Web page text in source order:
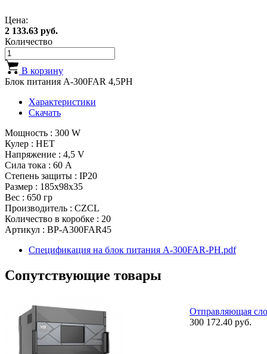
Цена:
2 133.63 руб.
Количество
В корзину
Блок питания A-300FAR 4,5PH
Характеристики
Скачать
Мощность : 300 W
Кулер : НЕТ
Напряжение : 4,5 V
Сила тока : 60 A
Степень защиты : IP20
Размер : 185x98x35
Вес : 650 гр
Производитель : CZCL
Количество в коробке : 20
Артикул : BP-A300FAR45
Спецификация на блок питания A-300FAR-PH.pdf
Сопутствующие товары
Отправляющая
300 172.40 руб.